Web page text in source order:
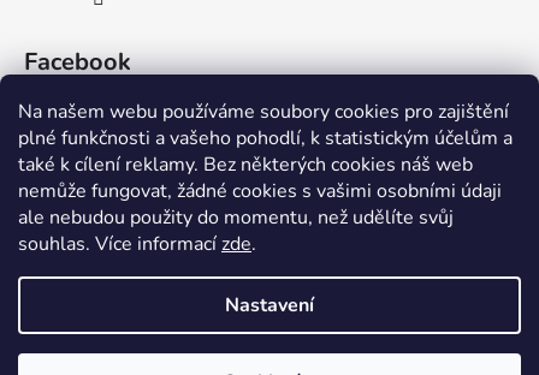
Na našem webu používáme soubory cookies pro zajištění
plné funkčnosti a vašeho pohodlí, k statistickým účelům a
také k cílení reklamy. Bez některých cookies náš web
nemůže fungovat, žádné cookies s vašimi osobními údaji
ale nebudou použity do momentu, než udělíte svůj
souhlas. Více informacízde.
Nastavení
Facebook
Partnerská prodejna Barefoot Plzeň
Vytvořil Shoptet